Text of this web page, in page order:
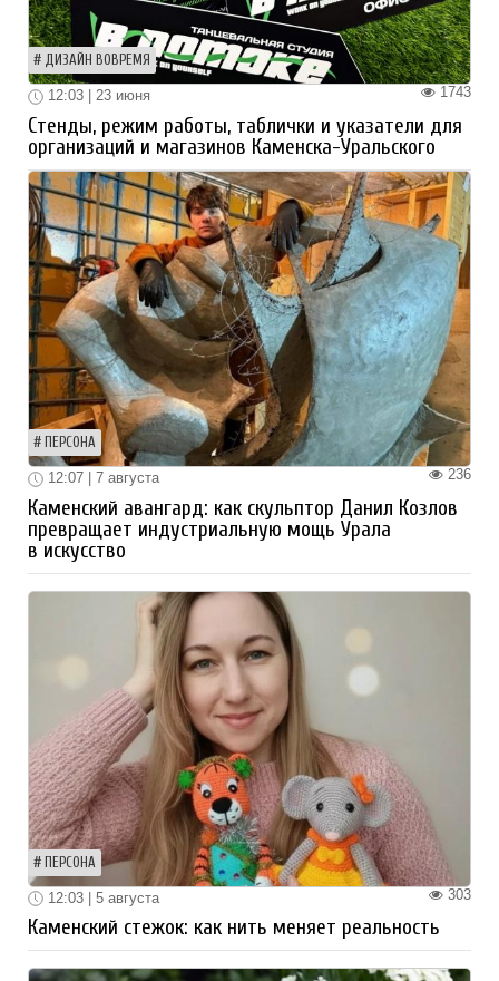
ДИЗАЙН ВОВРЕМЯ
1743
12:03 | 23 июня
Стенды, режим работы, таблички и указатели для
организаций и магазинов Каменска-Уральского
ПЕРСОНА
236
12:07 | 7 августа
Каменский авангард: как скульптор Данил Козлов
превращает индустриальную мощь Урала
в искусство
ПЕРСОНА
303
12:03 | 5 августа
Каменский стежок: как нить меняет реальность